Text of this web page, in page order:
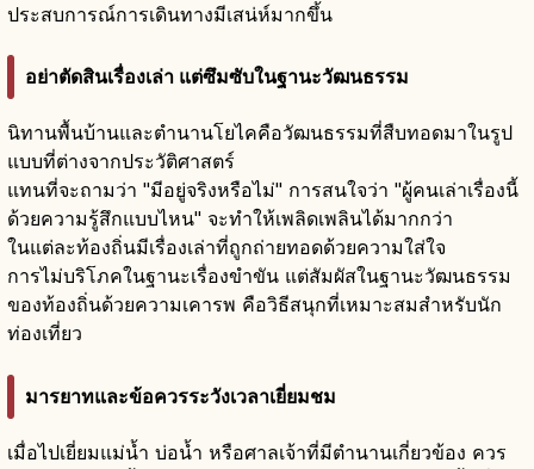
ประสบการณ์การเดินทางมีเสน่ห์มากขึ้น
อย่าตัดสินเรื่องเล่า แต่ซึมซับในฐานะวัฒนธรรม
นิทานพื้นบ้านและตำนานโยไคคือวัฒนธรรมที่สืบทอดมาในรูป
แบบที่ต่างจากประวัติศาสตร์
แทนที่จะถามว่า "มีอยู่จริงหรือไม่" การสนใจว่า "ผู้คนเล่าเรื่องนี้
ด้วยความรู้สึกแบบไหน" จะทำให้เพลิดเพลินได้มากกว่า
ในแต่ละท้องถิ่นมีเรื่องเล่าที่ถูกถ่ายทอดด้วยความใส่ใจ
การไม่บริโภคในฐานะเรื่องขำขัน แต่สัมผัสในฐานะวัฒนธรรม
ของท้องถิ่นด้วยความเคารพ คือวิธีสนุกที่เหมาะสมสำหรับนัก
ท่องเที่ยว
มารยาทและข้อควรระวังเวลาเยี่ยมชม
เมื่อไปเยี่ยมแม่น้ำ บ่อน้ำ หรือศาลเจ้าที่มีตำนานเกี่ยวข้อง ควร